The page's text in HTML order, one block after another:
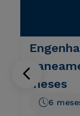
meses
6